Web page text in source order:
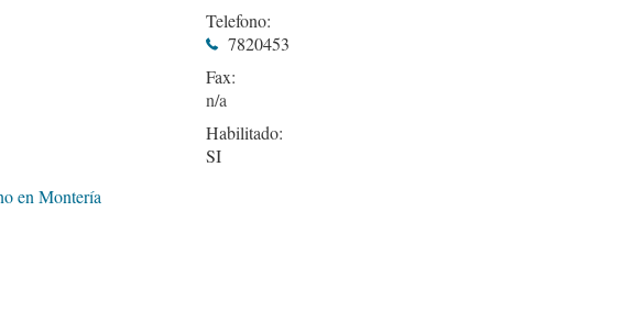
Telefono:
7820453
Fax:
Habilitado:
SI
en Montería